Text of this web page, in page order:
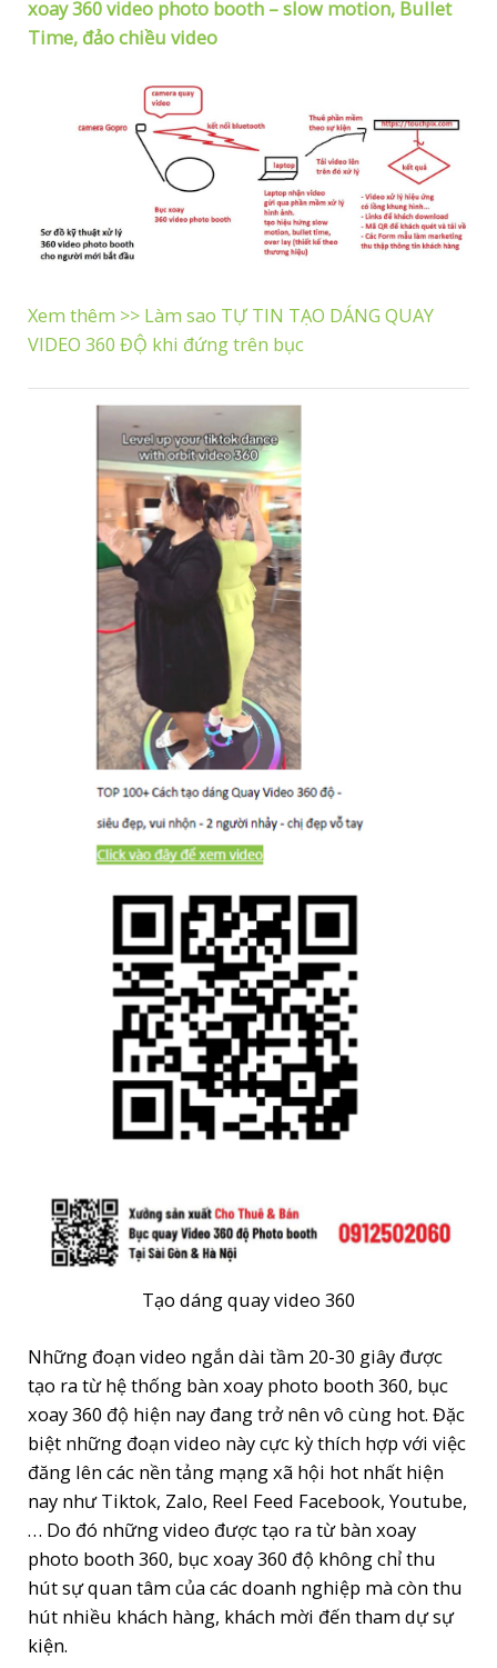
xoay 360 video photo booth – slow motion, Bullet
Time, đảo chiều video
Xem thêm >> Làm sao TỰ TIN TẠO DÁNG QUAY
VIDEO 360 ĐỘ khi đứng trên bục
Tạo dáng quay video 360
Những đoạn video ngắn dài tầm 20-30 giây được
tạo ra từ hệ thống bàn xoay photo booth 360, bục
xoay 360 độ hiện nay đang trở nên vô cùng hot. Đặc
biệt những đoạn video này cực kỳ thích hợp với việc
đăng lên các nền tảng mạng xã hội hot nhất hiện
nay như Tiktok, Zalo, Reel Feed Facebook, Youtube,
… Do đó những video được tạo ra từ bàn xoay
photo booth 360, bục xoay 360 độ không chỉ thu
hút sự quan tâm của các doanh nghiệp mà còn thu
hút nhiều khách hàng, khách mời đến tham dự sự
kiện.